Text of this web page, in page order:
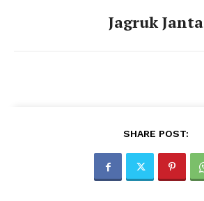
Jagruk Janta
SHARE POST: